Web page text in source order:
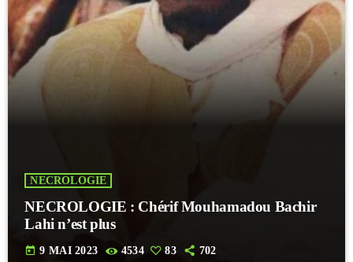
NECROLOGIE
NECROLOGIE : Chérif Mouhamadou Bachir
Lahi n’est plus
today 9 MAI 2023 4534 83 702